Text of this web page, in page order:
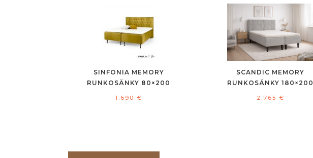
SINFONIA MEMORY
RUNKOSÄNKY 80×200
1.690 €
SCANDIC MEMORY
RUNKOSÄNKY 180×200
2.765 €